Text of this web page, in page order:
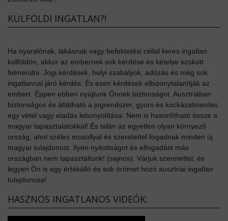
KÜLFÖLDI INGATLAN?!
Ha nyaralónak, lakásnak vagy befektetési céllal keres ingatlan
külföldön, akkor az embernek sok kérdése és kételye szokott
felmerülni. Jogi kérdések, helyi szabályok, adózás és még sok
ingatlannal járó kérdés. És ezen kérdések elbizonytalanítják az
embert. Éppen ebben nyújtunk Önnek biztonságot. Ausztriában
biztonságos és átlátható a jogrendszer, gyors és kockázatmentes
egy vétel vagy eladás lebonyolítása. Nem is hasonlítható össze a
magyar tapasztalatokkal! És talán az egyetlen olyan környező
ország, ahol széles mosollyal és szeretettel fogadnak minden új
magyar tulajdonost. Ilyen nyitottságot és elfogadást más
országban nem tapasztaltunk! (sajnos). Várjuk szeretettel, és
legyen Ön is egy értékálló és sok örömet hozó ausztriai ingatlan
tulajdonosa!
HASZNOS INGATLANOS VIDEÓK: